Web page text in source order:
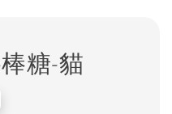
糖-貓